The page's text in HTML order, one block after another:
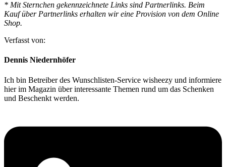
* Mit Sternchen gekennzeichnete Links sind Partnerlinks. Beim
Kauf über Partnerlinks erhalten wir eine Provision von dem Online
Shop.
Verfasst von:
Dennis Niedernhöfer
Ich bin Betreiber des Wunschlisten-Service wisheezy und informiere
hier im Magazin über interessante Themen rund um das Schenken
und Beschenkt werden.